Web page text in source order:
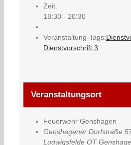
Zeit:
18:30 - 20:30
Veranstaltung-Tags:
Dienstvorschrift 3
Veranstaltungsort
Feuerwehr Genshagen
Genshagener Dorfstraße
Ludwigsfelde OT